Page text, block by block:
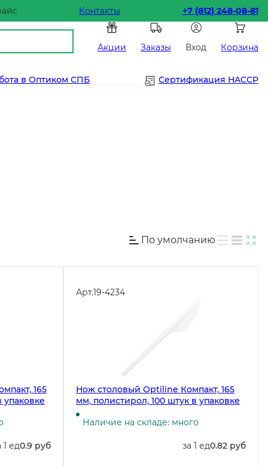
Контакты +7 (812) 248-08-81
Акции Заказы Вход Корзина
в Оптиком СПБ Сертификация HACCP
По умолчанию
165
упаковке
1 ед0.9 руб
Арт.19-4234
Нож столовый Optiline Компакт, 165
мм, полистирол, 100 штук в упаковке
Наличие на складе: много
за 1 ед0.82 руб